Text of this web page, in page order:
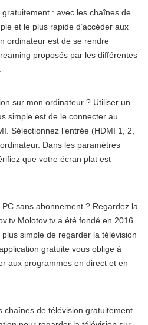
: avec les chaînes de
et le plus rapide d’accéder aux
ordinateur est de se rendre
proposés par les différentes
sur mon ordinateur ? Utiliser un
simple est de le connecter au
Sélectionnez l’entrée (HDMI 1, 2,
Dans les paramètres
que votre écran plat est
sans abonnement ? Regardez la
Molotov.tv a été fondé en 2016
simple de regarder la télévision
gratuite vous oblige à
aux programmes en direct et en
chaînes de télévision gratuitement